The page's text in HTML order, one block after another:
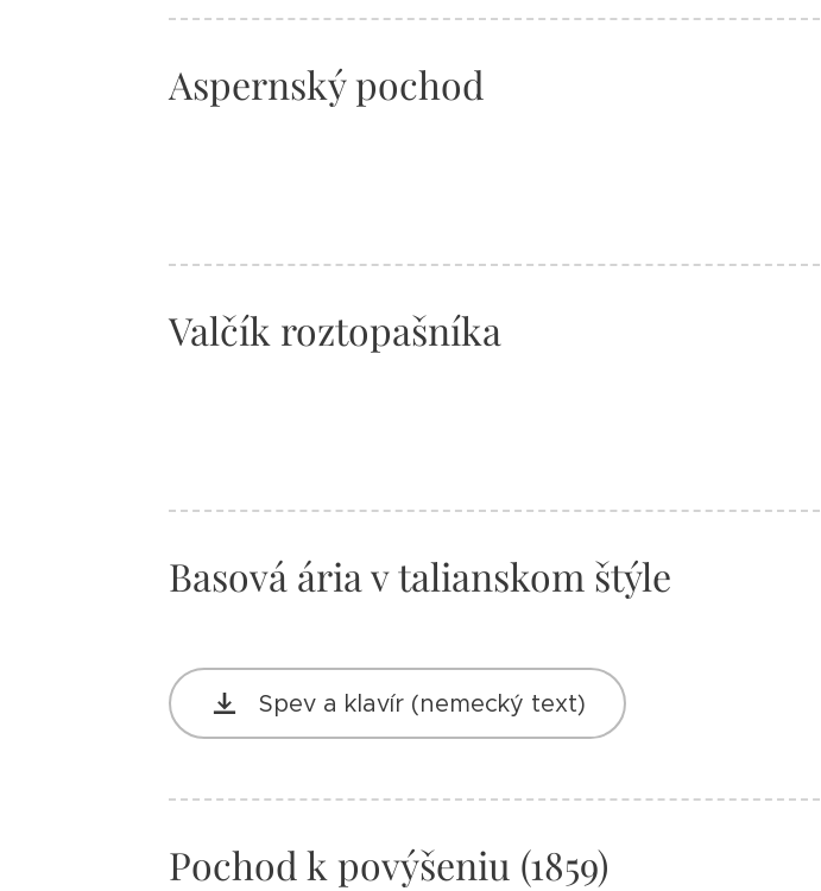
Aspernský pochod
Valčík roztopašníka
Basová ária v talianskom štýle
Spev a klavír (nemecký text)
Pochod k povýšeniu (1859)